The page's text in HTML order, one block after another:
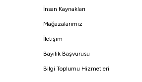
İnsan Kaynakları
Mağazalarımız
İletişim
Bayilik Başvurusu
Bilgi Toplumu Hizmetleri